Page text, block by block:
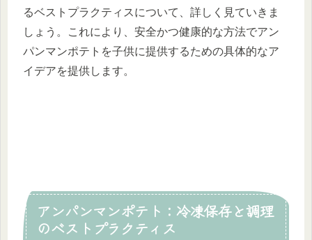
るベストプラクティスについて、詳しく見ていきま
しょう。これにより、安全かつ健康的な方法でアン
パンマンポテトを子供に提供するための具体的なア
イデアを提供します。
アンパンマンポテト：冷凍保存と調理
のベストプラクティス